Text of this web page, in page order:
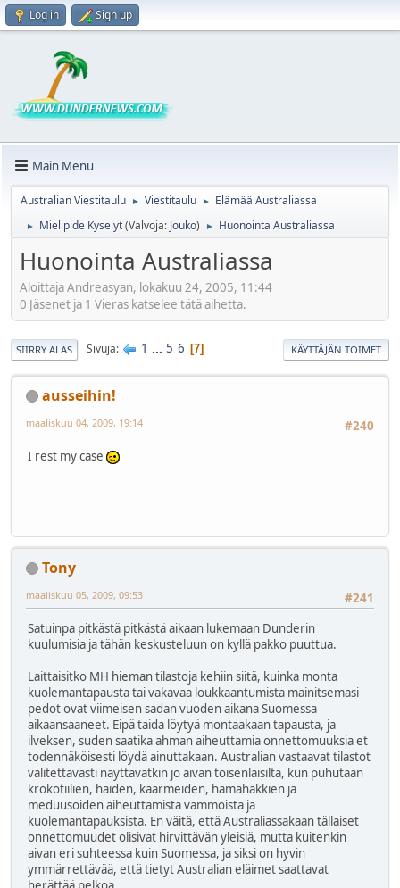
Log in Sign up
Main Menu
Australian Viestitaulu ► Viestitaulu ► Elämää Australiassa
► Mielipide Kyselyt(Valvoja: Jouko) ► Huonointa Australiassa
Huonointa Australiassa
Aloittaja Andreasyan, lokakuu 24, 2005, 11:44
0 Jäsenet ja 1 Vieras katselee tätä aihetta.
SIIRRY ALAS Sivuja 1 ... 5 6 7 KÄYTTÄJÄN TOIMET
ausseihin!
#240
maaliskuu 04, 2009, 19:14
I rest my case
Tony
#241
maaliskuu 05, 2009, 09:53
Satuinpa pitkästä pitkästä aikaan lukemaan Dunderin
kuulumisia ja tähän keskusteluun on kyllä pakko puuttua.
Laittaisitko MH hieman tilastoja kehiin siitä, kuinka monta
kuolemantapausta tai vakavaa loukkaantumista mainitsemasi
pedot ovat viimeisen sadan vuoden aikana Suomessa
aikaansaaneet. Eipä taida löytyä montaakaan tapausta, ja
ilveksen, suden saatika ahman aiheuttamia onnettomuuksia et
todennäköisesti löydä ainuttakaan. Australian vastaavat tilastot
valitettavasti näyttävätkin jo aivan toisenlaisilta, kun puhutaan
krokotiilien, haiden, käärmeiden, hämähäkkien ja
meduusoiden aiheuttamista vammoista ja
kuolemantapauksista. En väitä, että Australiassakaan tällaiset
onnettomuudet olisivat hirvittävän yleisiä, mutta kuitenkin
aivan eri suhteessa kuin Suomessa, ja siksi on hyvin
ymmärrettävää, että tietyt Australian eläimet saattavat